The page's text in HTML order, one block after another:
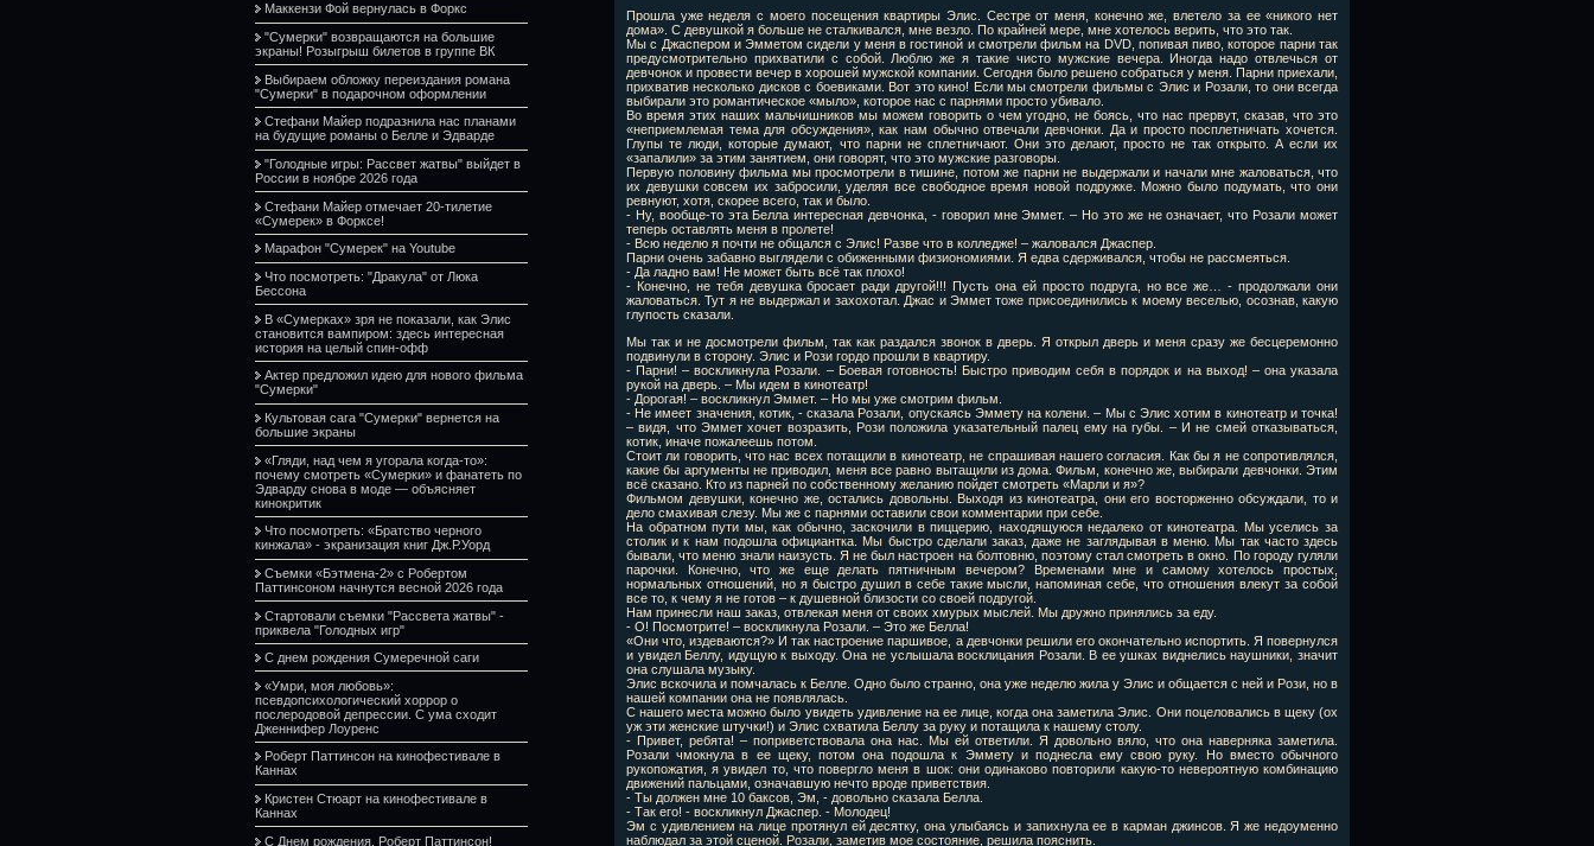
Маккензи Фой вернулась в Форкс
"Сумерки" возвращаются на большие
экраны! Розыгрыш билетов в группе ВК
Выбираем обложку переиздания романа
"Сумерки" в подарочном оформлении
Стефани Майер подразнила нас планами
на будущие романы о Белле и Эдварде
"Голодные игры: Рассвет жатвы" выйдет в
России в ноябре 2026 года
Стефани Майер отмечает 20-тилетие
«Сумерек» в Форксе!
Марафон "Сумерек" на Youtube
Что посмотреть: "Дракула" от Люка
Бессона
В «Сумерках» зря не показали, как Элис
становится вампиром: здесь интересная
история на целый спин-офф
Актер предложил идею для нового фильма
"Сумерки"
Культовая сага "Сумерки" вернется на
большие экраны
«Гляди, над чем я угорала когда-то»:
почему смотреть «Сумерки» и фанатеть по
Эдварду снова в моде — объясняет
кинокритик
Что посмотреть: «Братство черного
кинжала» - экранизация книг Дж.Р.Уорд
Съемки «Бэтмена-2» с Робертом
Паттинсоном начнутся весной 2026 года
Стартовали съемки "Рассвета жатвы" -
приквела "Голодных игр"
С днем рождения Сумеречной саги
«Умри, моя любовь»:
псевдопсихологический хоррор о
послеродовой депрессии. С ума сходит
Дженнифер Лоуренс
Роберт Паттинсон на кинофестивале в
Каннах
Кристен Стюарт на кинофестивале в
Каннах
С Днем рождения, Роберт Паттинсон!
Прошла уже неделя с моего посещения квартиры Элис. Сестре от меня, конечно же, влетело за ее «никого нет
дома». С девушкой я больше не сталкивался, мне везло. По крайней мере, мне хотелось верить, что это так.
Мы с Джаспером и Эмметом сидели у меня в гостиной и смотрели фильм на DVD, попивая пиво, которое парни так
предусмотрительно прихватили с собой. Люблю же я такие чисто мужские вечера. Иногда надо отвлечься от
девчонок и провести вечер в хорошей мужской компании. Сегодня было решено собраться у меня. Парни приехали,
прихватив несколько дисков с боевиками. Вот это кино! Если мы смотрели фильмы с Элис и Розали, то они всегда
выбирали это романтическое «мыло», которое нас с парнями просто убивало.
Во время этих наших мальчишников мы можем говорить о чем угодно, не боясь, что нас прервут, сказав, что это
«неприемлемая тема для обсуждения», как нам обычно отвечали девчонки. Да и просто посплетничать хочется.
Глупы те люди, которые думают, что парни не сплетничают. Они это делают, просто не так открыто. А если их
«запалили» за этим занятием, они говорят, что это мужские разговоры.
Первую половину фильма мы просмотрели в тишине, потом же парни не выдержали и начали мне жаловаться, что
их девушки совсем их забросили, уделяя все свободное время новой подружке. Можно было подумать, что они
ревнуют, хотя, скорее всего, так и было.
- Ну, вообще-то эта Белла интересная девчонка, - говорил мне Эммет. – Но это же не означает, что Розали может
теперь оставлять меня в пролете!
- Всю неделю я почти не общался с Элис! Разве что в колледже! – жаловался Джаспер.
Парни очень забавно выглядели с обиженными физиономиями. Я едва сдерживался, чтобы не рассмеяться.
- Да ладно вам! Не может быть всё так плохо!
- Конечно, не тебя девушка бросает ради другой!!! Пусть она ей просто подруга, но все же… - продолжали они
жаловаться. Тут я не выдержал и захохотал. Джас и Эммет тоже присоединились к моему веселью, осознав, какую
глупость сказали.
Мы так и не досмотрели фильм, так как раздался звонок в дверь. Я открыл дверь и меня сразу же бесцеремонно
подвинули в сторону. Элис и Рози гордо прошли в квартиру.
- Парни! – воскликнула Розали. – Боевая готовность! Быстро приводим себя в порядок и на выход! – она указала
рукой на дверь. – Мы идем в кинотеатр!
- Дорогая! – воскликнул Эммет. – Но мы уже смотрим фильм.
- Не имеет значения, котик, - сказала Розали, опускаясь Эммету на колени. – Мы с Элис хотим в кинотеатр и точка!
– видя, что Эммет хочет возразить, Рози положила указательный палец ему на губы. – И не смей отказываться,
котик, иначе пожалеешь потом.
Стоит ли говорить, что нас всех потащили в кинотеатр, не спрашивая нашего согласия. Как бы я не сопротивлялся,
какие бы аргументы не приводил, меня все равно вытащили из дома. Фильм, конечно же, выбирали девчонки. Этим
всё сказано. Кто из парней по собственному желанию пойдет смотреть «Марли и я»?
Фильмом девушки, конечно же, остались довольны. Выходя из кинотеатра, они его восторженно обсуждали, то и
дело смахивая слезу. Мы же с парнями оставили свои комментарии при себе.
На обратном пути мы, как обычно, заскочили в пиццерию, находящуюся недалеко от кинотеатра. Мы уселись за
столик и к нам подошла официантка. Мы быстро сделали заказ, даже не заглядывая в меню. Мы так часто здесь
бывали, что меню знали наизусть. Я не был настроен на болтовню, поэтому стал смотреть в окно. По городу гуляли
парочки. Конечно, что же еще делать пятничным вечером? Временами мне и самому хотелось простых,
нормальных отношений, но я быстро душил в себе такие мысли, напоминая себе, что отношения влекут за собой
все то, к чему я не готов – к душевной близости со своей подругой.
Нам принесли наш заказ, отвлекая меня от своих хмурых мыслей. Мы дружно принялись за еду.
- О! Посмотрите! – воскликнула Розали. – Это же Белла!
«Они что, издеваются?» И так настроение паршивое, а девчонки решили его окончательно испортить. Я повернулся
и увидел Беллу, идущую к выходу. Она не услышала восклицания Розали. В ее ушках виднелись наушники, значит
она слушала музыку.
Элис вскочила и помчалась к Белле. Одно было странно, она уже неделю жила у Элис и общается с ней и Рози, но в
нашей компании она не появлялась.
С нашего места можно было увидеть удивление на ее лице, когда она заметила Элис. Они поцеловались в щеку (ох
уж эти женские штучки!) и Элис схватила Беллу за руку и потащила к нашему столу.
- Привет, ребята! – поприветствовала она нас. Мы ей ответили. Я довольно вяло, что она наверняка заметила.
Розали чмокнула в ее щеку, потом она подошла к Эммету и поднесла ему свою руку. Но вместо обычного
рукопожатия, я увидел то, что повергло меня в шок: они одинаково повторили какую-то невероятную комбинацию
движений пальцами, означавшую нечто вроде приветствия.
- Ты должен мне 10 баксов, Эм, - довольно сказала Белла.
- Так его! - воскликнул Джаспер. - Молодец!
Эм с удивлением на лице протянул ей десятку, она улыбаясь и запихнула ее в карман джинсов. Я же недоуменно
наблюдал за этой сценой. Розали, заметив мое состояние, решила пояснить.